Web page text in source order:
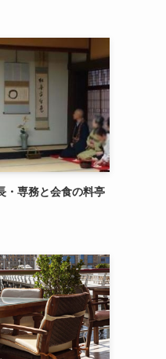
・専務と会食の料亭